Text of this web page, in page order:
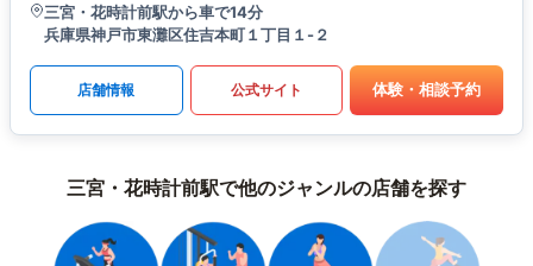
三宮・花時計前駅から車で14分
兵庫県神戸市東灘区住吉本町１丁目１-２
店舗情報 公式サイト 体験・相談予約
三宮・花時計前駅で他のジャンルの店舗を探す